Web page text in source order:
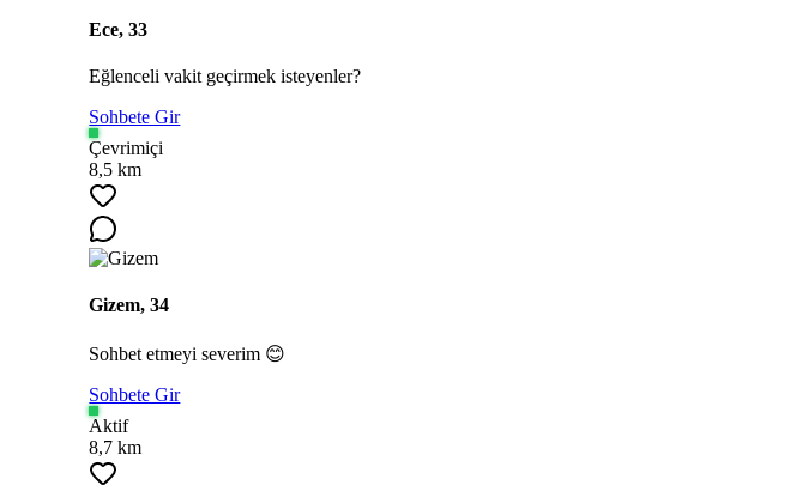
Ece, 33
Eğlenceli vakit geçirmek isteyenler?
Sohbete Gir
Çevrimiçi
8,5 km
Gizem, 34
Sohbet etmeyi severim 😊
Sohbete Gir
Aktif
8,7 km